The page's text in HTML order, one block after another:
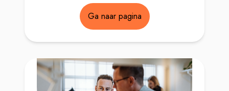
Ga naar pagina